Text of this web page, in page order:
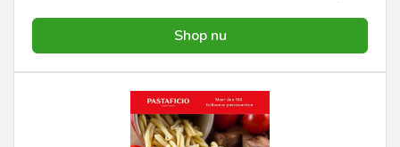
Shop nu